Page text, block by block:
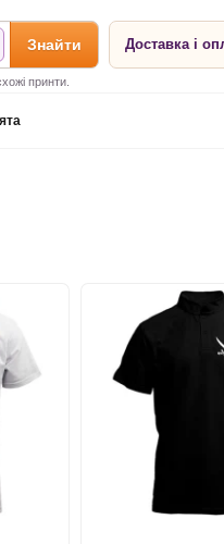
за фотографією
Знайти
принти.
Доставка і